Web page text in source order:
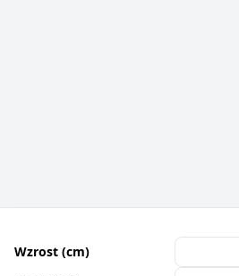
Wzrost (cm)